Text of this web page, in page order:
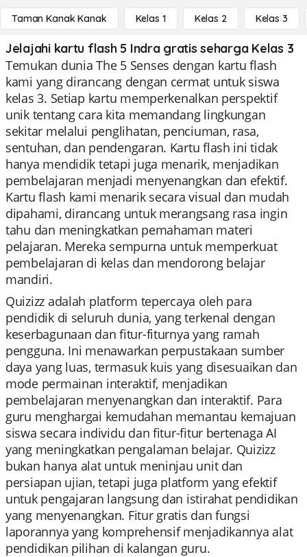
Taman Kanak Kanak Kelas 1 Kelas 2 Kelas 3
Jelajahi kartu flash 5 Indra gratis seharga Kelas 3
Temukan dunia The 5 Senses dengan kartu flash
kami yang dirancang dengan cermat untuk siswa
kelas 3. Setiap kartu memperkenalkan perspektif
unik tentang cara kita memandang lingkungan
sekitar melalui penglihatan, penciuman, rasa,
sentuhan, dan pendengaran. Kartu flash ini tidak
hanya mendidik tetapi juga menarik, menjadikan
pembelajaran menjadi menyenangkan dan efektif.
Kartu flash kami menarik secara visual dan mudah
dipahami, dirancang untuk merangsang rasa ingin
tahu dan meningkatkan pemahaman materi
pelajaran. Mereka sempurna untuk memperkuat
pembelajaran di kelas dan mendorong belajar
mandiri.
Quizizz adalah platform tepercaya oleh para
pendidik di seluruh dunia, yang terkenal dengan
keserbagunaan dan fitur-fiturnya yang ramah
pengguna. Ini menawarkan perpustakaan sumber
daya yang luas, termasuk kuis yang disesuaikan dan
mode permainan interaktif, menjadikan
pembelajaran menyenangkan dan interaktif. Para
guru menghargai kemudahan memantau kemajuan
siswa secara individu dan fitur-fitur bertenaga AI
yang meningkatkan pengalaman belajar. Quizizz
bukan hanya alat untuk meninjau unit dan
persiapan ujian, tetapi juga platform yang efektif
untuk pengajaran langsung dan istirahat pendidikan
yang menyenangkan. Fitur gratis dan fungsi
laporannya yang komprehensif menjadikannya alat
pendidikan pilihan di kalangan guru.